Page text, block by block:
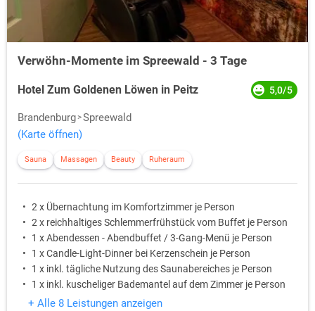
Verwöhn-Momente im Spreewald - 3 Tage
Hotel Zum Goldenen Löwen in Peitz 5,0/5
Brandenburg Spreewald
(Karte öffnen)
Sauna Massagen Beauty Ruheraum
2 x Übernachtung im Komfortzimmer je Person
2 x reichhaltiges Schlemmerfrühstück vom Buffet je Person
1 x Abendessen - Abendbuffet / 3-Gang-Menü je Person
1 x Candle-Light-Dinner bei Kerzenschein je Person
1 x inkl. tägliche Nutzung des Saunabereiches je Person
1 x inkl. kuscheliger Bademantel auf dem Zimmer je Person
+ Alle 8 Leistungen anzeigen